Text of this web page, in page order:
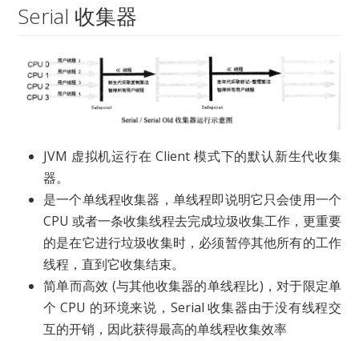
Serial 收集器
JVM 虚拟机运行在 Client 模式下的默认新生代收集
器。
是一个单线程收集器，单线程即说明它只会使用一个
CPU 或者一条收集线程去完成垃圾收集工作，更重要
的是在它进行垃圾收集时，必须暂停其他所有的工作
线程，直到它收集结束。
简单而高效 (与其他收集器的单线程比)，对于限定单
个 CPU 的环境来说，Serial 收集器由于没有线程交
互的开销，因此获得最高的单线程收集效率